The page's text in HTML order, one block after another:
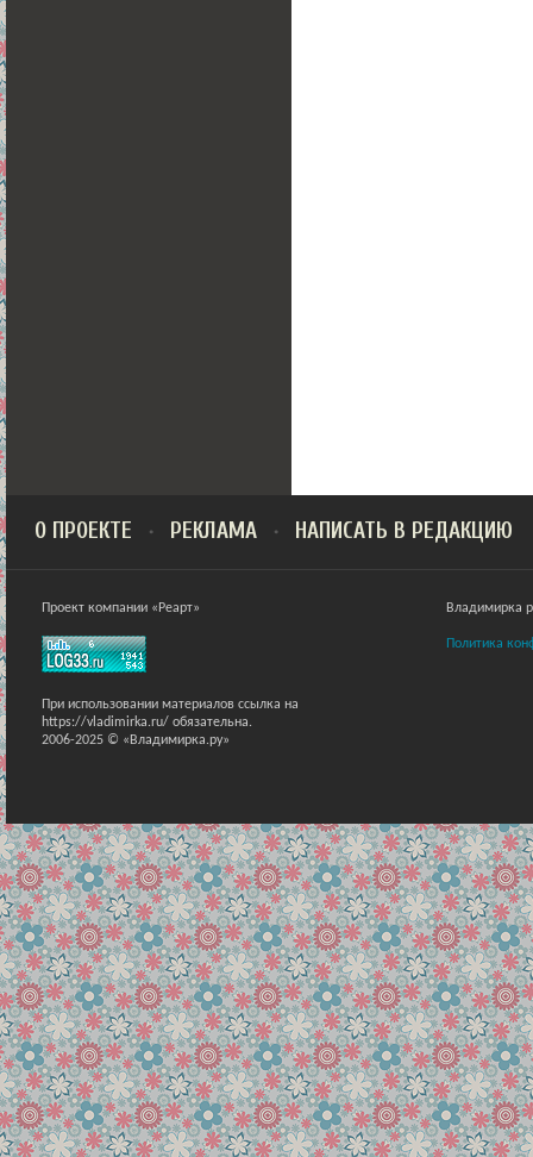
О ПРОЕКТЕ РЕКЛАМА НАПИСАТЬ В РЕДАКЦИЮ
Проект компании «Реарт»
При использовании материалов ссылка на
https://vladimirka.ru/ обязательна.
2006-2025 © «Владимирка.ру»
Владимирка
Политика